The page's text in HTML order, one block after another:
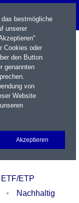
Login
ETF/ETP
Nachhaltig
bestmögliche
unserer
Cookies oder
den Button
genannten
von
Website
Akzeptieren